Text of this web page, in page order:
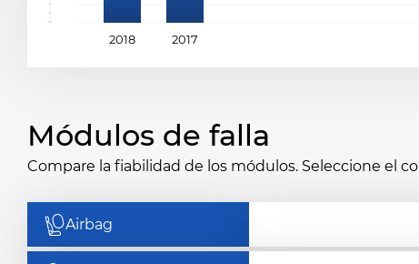
2018 2017
Módulos de falla
Compare la fiabilidad de los módulos. Seleccione el
Airbag